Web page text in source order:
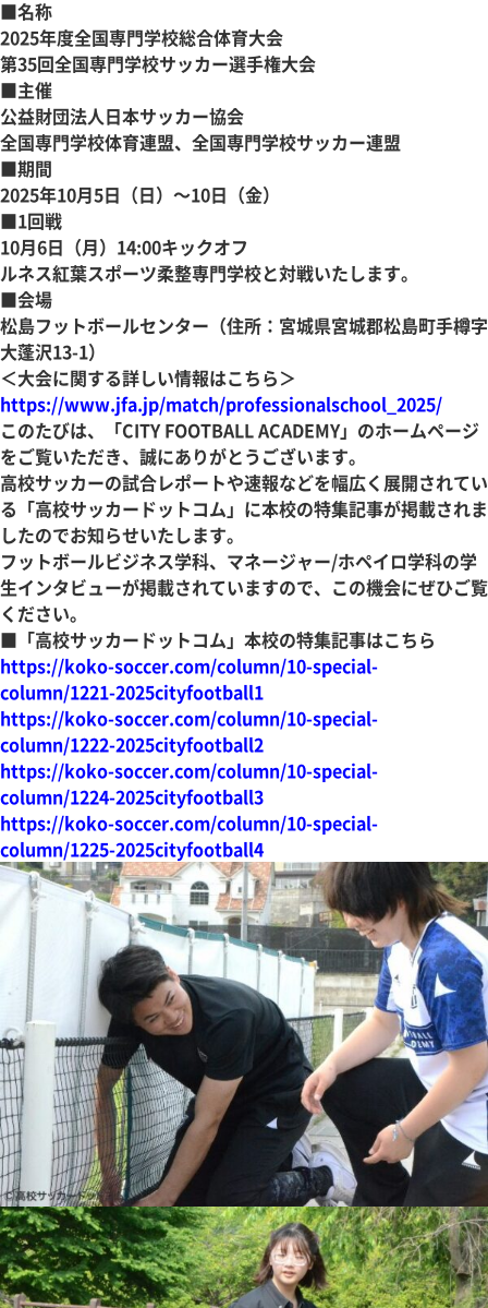
■名称
2025年度全国専門学校総合体育大会
第35回全国専門学校サッカー選手権大会
■主催
公益財団法人日本サッカー協会
全国専門学校体育連盟、全国専門学校サッカー連盟
■期間
2025年10月5日（日）～10日（金）
■1回戦
10月6日（月）14:00キックオフ
ルネス紅葉スポーツ柔整専門学校と対戦いたします。
■会場
松島フットボールセンター（住所：宮城県宮城郡松島町手樽字
大蓬沢13-1）
＜大会に関する詳しい情報はこちら＞
https://www.jfa.jp/match/professionalschool_2025/
このたびは、「CITY FOOTBALL ACADEMY」のホームページ
をご覧いただき、誠にありがとうございます。
高校サッカーの試合レポートや速報などを幅広く展開されてい
る「高校サッカードットコム」に本校の特集記事が掲載されま
したのでお知らせいたします。
フットボールビジネス学科、マネージャー/ホペイロ学科の学
生インタビューが掲載されていますので、この機会にぜひご覧
ください。
■「高校サッカードットコム」本校の特集記事はこちら
https://koko-soccer.com/column/10-special-
column/1221-2025cityfootball1
https://koko-soccer.com/column/10-special-
column/1222-2025cityfootball2
https://koko-soccer.com/column/10-special-
column/1224-2025cityfootball3
https://koko-soccer.com/column/10-special-
column/1225-2025cityfootball4